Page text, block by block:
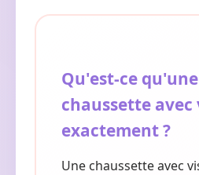
Qu'est-ce qu'une
chaussette avec
exactement ?
Une chaussette avec